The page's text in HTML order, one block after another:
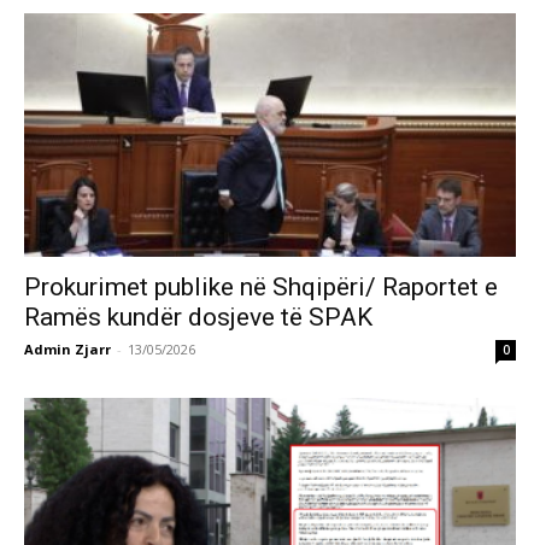
Prokurimet publike në Shqipëri/ Raportet e
Ramës kundër dosjeve të SPAK
Admin Zjarr - 13/05/2026 0